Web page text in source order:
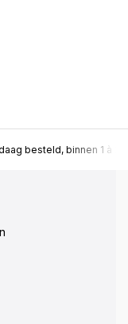
besteld, binnen 1 à 2